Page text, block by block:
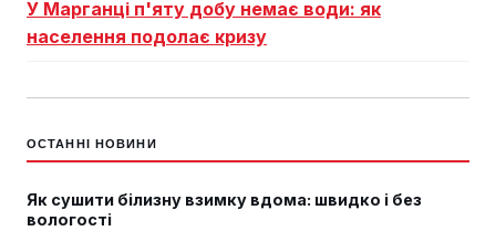
У Марганці п'яту добу немає води: як
населення подолає кризу
ОСТАННІ НОВИНИ
Як сушити білизну взимку вдома: швидко і без
вологості